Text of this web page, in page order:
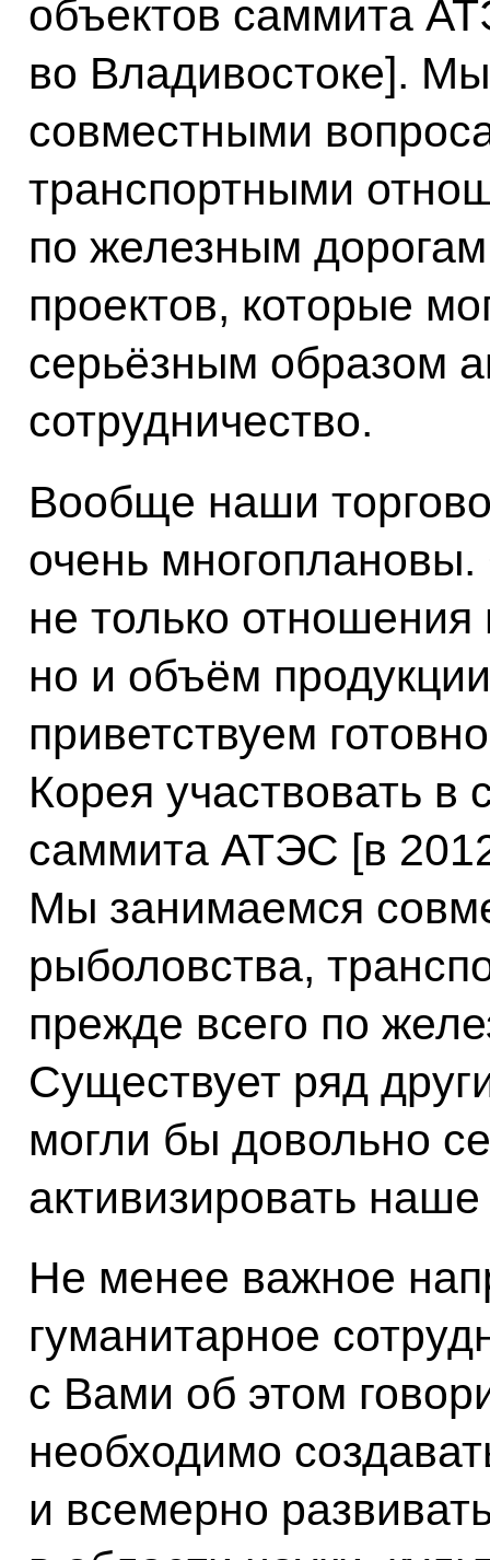
объектов саммита
во Владивостоке].
совместными
транспортными
по железным
проектов, которые
серьёзным образом
сотрудничество.
Вообще наши
очень
не только отношения
но и объём
приветствуем
Корея участвовать в
саммита АТЭС [в
Мы занимаемся
рыболовства,
прежде всего по
Существует ряд
могли бы довольно
активизировать
Не менее важное
гуманитарное
с Вами об этом
необходимо
и всемерно